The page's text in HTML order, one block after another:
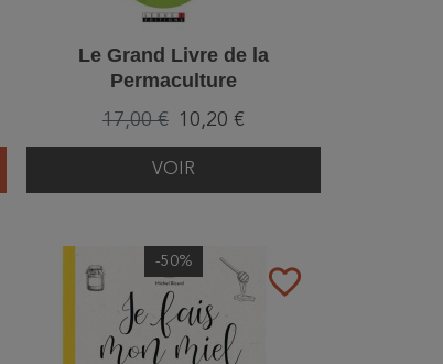
Le Grand Livre de la
Permaculture
17,00 € 10,20 €
VOIR
favorite_border
-50%